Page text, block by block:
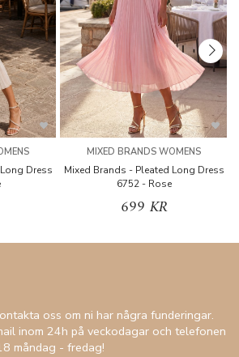
Dress
MIXED BRANDS WOMENS
Mixed Brands - Pleated Long Dress
6752 - Rose
699 KR
oss om ni har några funderingar.
inom 24h på veckodagar och telefonen
måndag - fredag!